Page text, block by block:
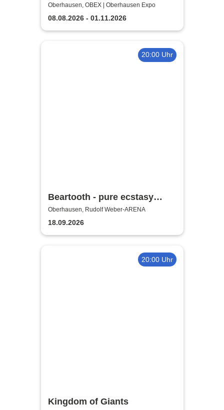
immersive Ausstellung |
Zeitfensterticket
Oberhausen, OBEX | Oberhausen Expo
08.08.2026 - 01.11.2026
20:00 Uhr
Beartooth - pure ecstasy
europe + uk tour
Oberhausen, Rudolf Weber-ARENA
18.09.2026
20:00 Uhr
Kingdom of Giants